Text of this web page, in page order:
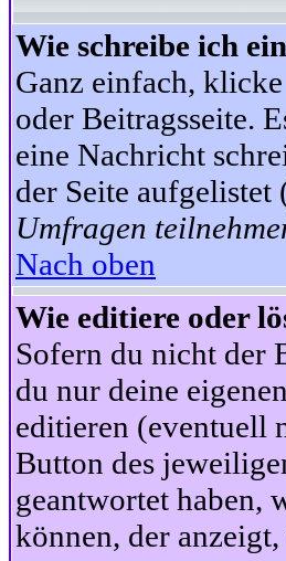
Wie schreibe ich
Ganz einfach,
oder Beitragsseite.
eine Nachricht
der Seite aufgelistet
Umfragen
Nach oben
Wie editiere oder
Sofern du nicht der
du nur deine
editieren (eventuell
Button des
geantwortet haben,
können, der